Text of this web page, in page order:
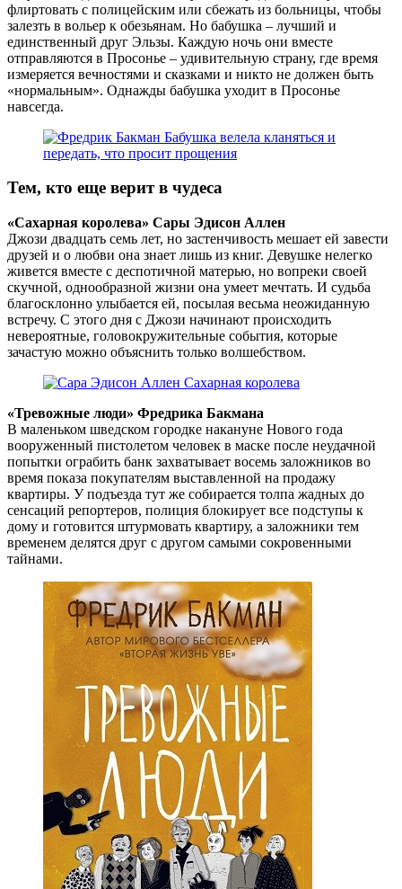
флиртовать с полицейским или сбежать из больницы, чтобы
залезть в вольер к обезьянам. Но бабушка – лучший и
единственный друг Эльзы. Каждую ночь они вместе
отправляются в Просонье – удивительную страну, где время
измеряется вечностями и сказками и никто не должен быть
«нормальным». Однажды бабушка уходит в Просонье
навсегда.
Тем, кто еще верит в чудеса
«Сахарная королева» Сары Эдисон Аллен
Джози двадцать семь лет, но застенчивость мешает ей завести
друзей и о любви она знает лишь из книг. Девушке нелегко
живется вместе с деспотичной матерью, но вопреки своей
скучной, однообразной жизни она умеет мечтать. И судьба
благосклонно улыбается ей, посылая весьма неожиданную
встречу. С этого дня с Джози начинают происходить
невероятные, головокружительные события, которые
зачастую можно объяснить только волшебством.
«Тревожные люди» Фредрика Бакмана
В маленьком шведском городке накануне Нового года
вооруженный пистолетом человек в маске после неудачной
попытки ограбить банк захватывает восемь заложников во
время показа покупателям выставленной на продажу
квартиры. У подъезда тут же собирается толпа жадных до
сенсаций репортеров, полиция блокирует все подступы к
дому и готовится штурмовать квартиру, а заложники тем
временем делятся друг с другом самыми сокровенными
тайнами.